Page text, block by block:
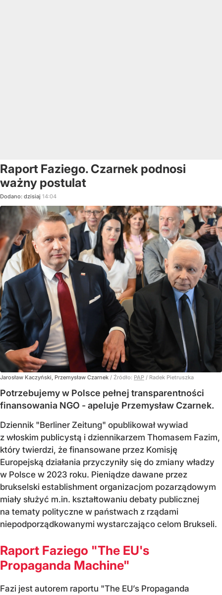
Raport Faziego. Czarnek podnosi
ważny postulat
Dodano: dzisiaj 14:04
Jarosław Kaczyński, Przemysław Czarnek / Źródło: PAP / Radek Pietruszka
Potrzebujemy w Polsce pełnej transparentności
finansowania NGO - apeluje Przemysław Czarnek.
Dziennik "Berliner Zeitung" opublikował wywiad
z włoskim publicystą i dziennikarzem Thomasem Fazim,
który twierdzi, że finansowane przez Komisję
Europejską działania przyczyniły się do zmiany władzy
w Polsce w 2023 roku. Pieniądze dawane przez
brukselski establishment organizacjom pozarządowym
miały służyć m.in. kształtowaniu debaty publicznej
na tematy polityczne w państwach z rządami
niepodporządkowanymi wystarczająco celom Brukseli.
Raport Faziego "The EU's
Propaganda Machine"
Fazi jest autorem raportu "The EU’s Propaganda